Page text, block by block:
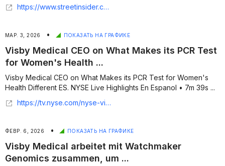
https://www.streetinsider.com/Press+Releases/Wisp+and+Visby+Medical+Partner+to+Provide+Care+with+the+First+FDA-Authorized+At-Home+PCR+STI+Test/26322172.html
МАР. 3, 2026 • ПОКАЗАТЬ НА ГРАФИКЕ
Visby Medical CEO on What Makes its PCR Test
for Women's Health ...
Visby Medical CEO on What Makes its PCR Test for Women's
Health Different ES. NYSE Live Highlights En Espanol • 7m 39s ...
https://tv.nyse.com/nyse-video-resumenes/videos/visby-medical-ceo-on-what-makes-its-pcr-test-for-women-s-health-different-es
ФЕВР. 6, 2026 • ПОКАЗАТЬ НА ГРАФИКЕ
Visby Medical arbeitet mit Watchmaker
Genomics zusammen, um ...